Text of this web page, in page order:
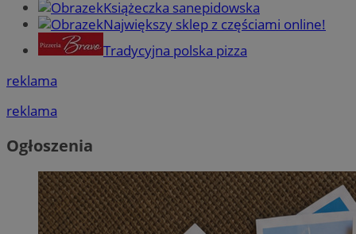
Książeczka sanepidowska
Największy sklep z częściami online!
Tradycyjna polska pizza
reklama
reklama
Ogłoszenia